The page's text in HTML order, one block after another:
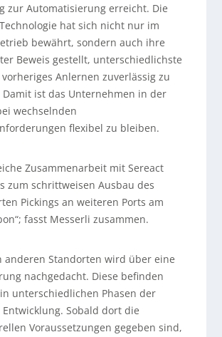
zur Automatisierung erreicht. Die
hat sich nicht nur im
bewährt, sondern auch ihre
Beweis gestellt, unterschiedlichste
Anlernen zuverlässig zu
ist das Unternehmen in der
wechselnden
flexibel zu bleiben.
Zusammenarbeit mit Sereact
zum schrittweisen Ausbau des
Pickings an weiteren Ports am
fasst Messerli zusammen.
anderen Standorten wird über eine
nachgedacht. Diese befinden
unterschiedlichen Phasen der
Sobald dort die
Voraussetzungen gegeben sind,